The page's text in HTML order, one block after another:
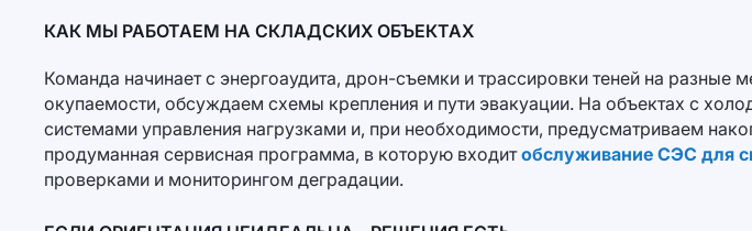
КАК МЫ РАБОТАЕМ НА СКЛАДСКИХ ОБЪЕКТАХ
Команда начинает с энергоаудита, дрон-съемки и трассировки теней на
окупаемости, обсуждаем схемы крепления и пути эвакуации. На объектах с
системами управления нагрузками и, при необходимости, предусматриваем
продуманная сервисная программа, в которую входитобслуживание СЭС для
проверками и мониторингом деградации.